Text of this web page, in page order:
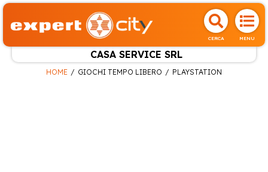
CERCA MENU
CASA SERVICE SRL
HOME GIOCHI TEMPO LIBERO PLAYSTATION